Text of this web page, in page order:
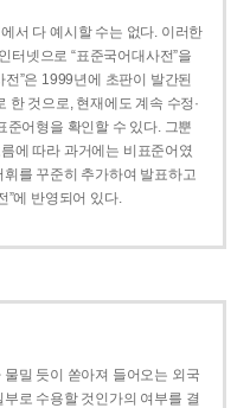
서 다 예시할 수는 없다. 이러한
터넷으로 “표준국어대사전”을
”은 1999년에 초판이 발간된
한 것으로, 현재에도 계속 수정·
준어형을 확인할 수 있다. 그뿐
에 따라 과거에는 비표준어였
를 꾸준히 추가하여 발표하고
”에 반영되어 있다.
밀 듯이 쏟아져 들어오는 외국
로 수용할 것인가의 여부를 결